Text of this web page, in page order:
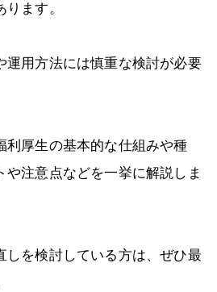
ます。
運用方法には慎重な検討が必要
利厚生の基本的な仕組みや種
や注意点などを一挙に解説しま
しを検討している方は、ぜひ最